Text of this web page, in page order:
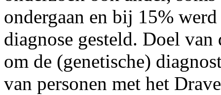
ondergaan en bij 15%
diagnose gesteld. Doel
om de (genetische)
van personen met het